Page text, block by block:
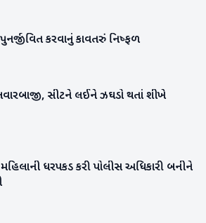
કરવાનું કાવતરું નિષ્ફળ
સીટને લઈને ઝઘડો થતાં શીખે
ધરપકડ કરી પોલીસ અધિકારી બનીને